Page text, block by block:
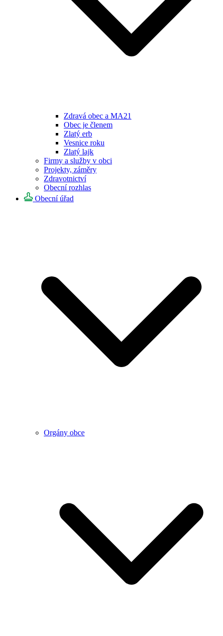
Zdravá obec a MA21
Obec je členem
Zlatý erb
Vesnice roku
Zlatý lajk
Firmy a služby v obci
Projekty, záměry
Zdravotnictví
Obecní rozhlas
Obecní úřad
Orgány obce